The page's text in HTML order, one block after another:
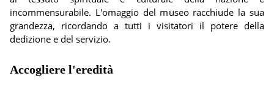
incommensurabile. L'omaggio del museo racchiude la sua
grandezza, ricordando a tutti i visitatori il potere della
dedizione e del servizio.
Accogliere l'eredità